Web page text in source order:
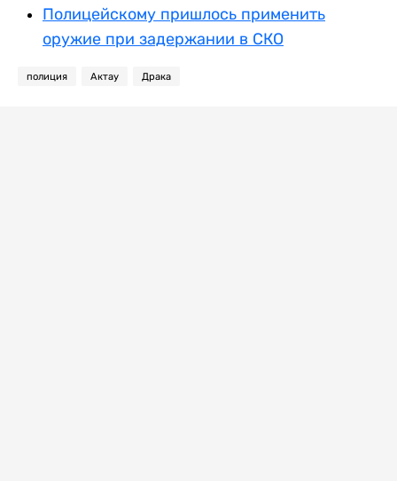
Полицейскому пришлось применить
оружие при задержании в СКО
полиция Актау Драка